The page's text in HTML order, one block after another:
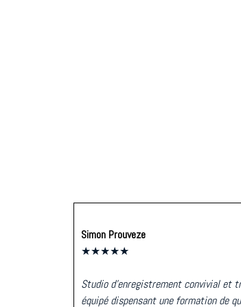
Simon Prouveze
★★★★★
Studio d’enregistrement convivial et
équipé dispensant une formation de